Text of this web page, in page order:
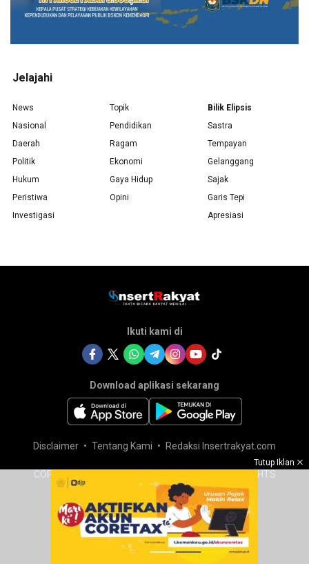
Jelajahi
News
Nasional
Daerah
Politik
Hukum
Peristiwa
Investigasi
Topik
Pendidikan
Ragam
Ekonomi
Gaya Hidup
Opini
Bilik Elipsis
Sastra
Tempayan
Gelanggang
Sajak
Garis Tepi
Apresiasi
Ikuti kami di
Download aplikasi sekarang
Disclaimer Tentang Kami Redaksi Insertrakyat.com
COPYRIGHT © 2025 INSERTRAKYAT.COM – ALL RIGHTS
RESERVED
Tutup Iklan